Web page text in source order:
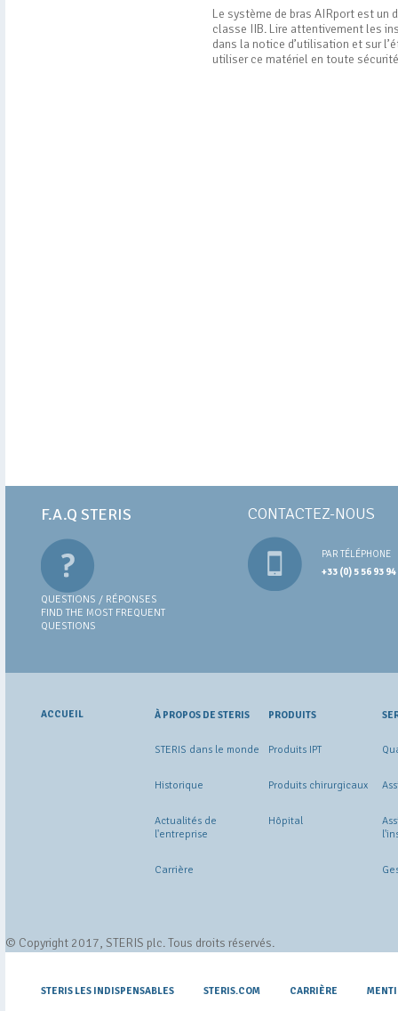
Le système de bras AIRport est un
classe IIB. Lire attentivement les
dans la notice d’utilisation et sur
utiliser ce matériel en toute
F.A.Q STERIS
QUESTIONS / RÉPONSES
FIND THE MOST FREQUENT
QUESTIONS
CONTACTEZ-NOUS
PAR TÉLÉPHONE
+33 (0) 5 56 93 94
ACCUEIL À PROPOS DE STERIS
STERIS dans le monde
Historique
Actualités de
l'entreprise
Carrière
PRODUITS
Produits IPT
Produits chirurgicaux
Hôpital
© Copyright 2017, STERIS plc. Tous droits réservés.
STERIS LES INDISPENSABLES STERIS.COM CARRIÈRE